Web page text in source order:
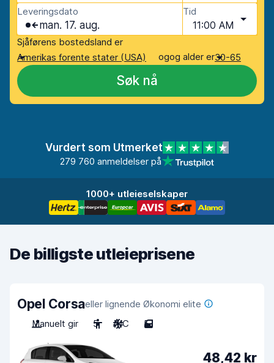
Leveringsdato
man. 17. aug.
Tid
11:00 AM
Sjåførens bostedsland er
Amerikas forente stater (USA)
ogog alder er30-65
Søk nå
Vurdert som Utmerket
279 760 anmeldelser på
1000+ utleieselskaper
De billigste utleieprisene
Opel Corsaeller lignende Økonomi elite
Manuelt gir
5 A/C 5
48,42 kr